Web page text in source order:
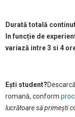
Durată totală
In funcție de
variază intre 3 si 4
Ești student?Descarcă
romană, conform
lucrătoare să primești